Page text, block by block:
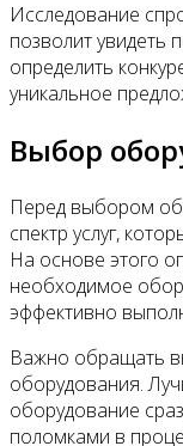
Исследование
позволит увидеть
определить
уникальное
Выбор
Перед выбором
спектр услуг,
На основе этого
необходимое
эффективно
Важно обращать
оборудования.
оборудование
поломками в